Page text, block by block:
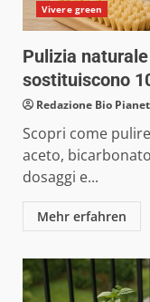
Vivere green
Pulizia
sostituiscono
Redazione Bio
Scopri come
aceto,
dosaggi e...
Mehr erfahren